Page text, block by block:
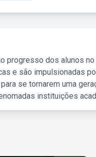
progresso dos alunos
e são impulsionadas
se tornarem uma
instituições